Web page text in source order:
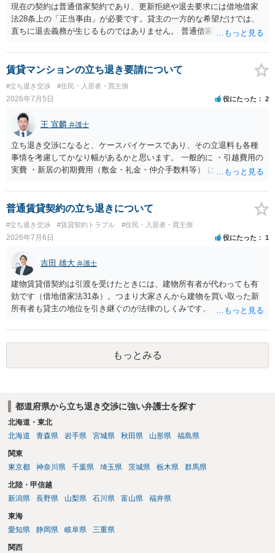
現在の契約は普通借家契約であり、更新拒絶や退去要求には借地借家
法28条上の「正当事由」が必要です。貸主の一方的な希望だけでは、
直ちに退去義務が生じるものではありません。 普通借家契約から定期
新たな定期借家契約を締結する形になりますが、これは任意の合意が
前提であり、借主が同意しなければ成立しません。 12年間の居住実
績、子どもの学校や地域とのつながり、転居費用の準備が困難な事情
などは、借主側の強い居住継続の必要性として正当事由判断において
重視される要素ですので、貸主側にかなり具体的な事情と立退料など
がない限り、更新拒絶が認められるハードルは一般的に高いと考えら
れます。 建物が未登記であること自体は、賃貸借契約の有効性を直ち
に否定するものではなく、引渡しがされていれば賃貸借の効力は原則
有効とされています。 今後の交渉では、①現在は普通借家契約が継続
しており定期借家への変更に合意していないこと、②貸主側の事情
（誰が所有者で誰が実際に住む予定か等）を具体的に書面で説明して
ほしいこと、③自分たちの居住継続の必要性を丁寧に伝えること、を
基本方針としたうえで、仮に一定時期の退去を検討する場合には、立
退料・引越費用・原状回復費用負担などの条件を明確にした書面を作
成することが重要です。 契約書では、更新条項・解除条項・期間の定
め・定期借家に関する記載の有無、これまでの更新時の合意内容
（「今回で最後」などの文言）が、借主不利な特約として無効になり
得るかどうかも含めて検討ポイントになりますので、署名押印前に内
容を十分に確認し、不明点は弁護士に相談することをおすすめしま
す。
賃貸マンションの立ち退き要請について
#立ち退き交渉 #住民・入居者・買主側
2026年7月5日 役にたった 2
王 宣麟 弁護士
立ち退き交渉になると、ケースバイケースであり、その立退料も各種
事情を考慮してかなり幅があるかと思います。 一般的に ・引越費用の
実費 ・新居の初期費用（敷金・礼金・仲介手数料等） は固い部分かと
ターンが多いかと存じます。
普通賃貸契約の立ち退きについて
#立ち退き交渉 #賃貸契約トラブル #住民・入居者・買主側
2026年7月6日 役にたった 1
吉田 雄大 弁護士
建物賃貸借契約は引渡を受けたときには、建物所有者が代わっても有
効です（借地借家法31条）。つまり大家さんから建物を買い取った新
所有者も貸主の地位を引き継ぐのが法律のしくみです。 おそらくは、
が納得いくものであれば応じても良いですが、納得できなければ断る
（家賃を支払い居住を続ける）のが良いでしょう。
もっとみる
都道府県から立ち退き交渉に強い弁護士を探す
北海道・東北
北海道
青森県 岩手県 宮城県 秋田県 山形県 福島県
関東
東京都
神奈川県 千葉県 埼玉県 茨城県 栃木県 群馬県
北陸・甲信越
新潟県
長野県 山梨県 石川県 富山県 福井県
東海
愛知県
静岡県 岐阜県 三重県
関西